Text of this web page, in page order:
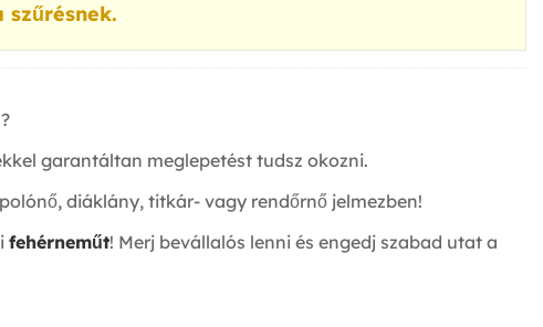
garantáltan meglepetést tudsz okozni.
diáklány, titkár- vagy rendőrnő jelmezben!
fehérneműt! Merj bevállalós lenni és engedj szabad utat a